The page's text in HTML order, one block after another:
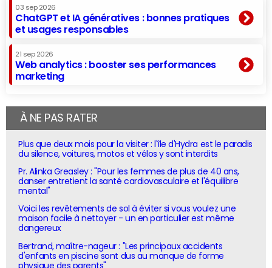
03 sep 2026
ChatGPT et IA génératives : bonnes pratiques
et usages responsables
21 sep 2026
Web analytics : booster ses performances
marketing
À NE PAS RATER
Plus que deux mois pour la visiter : l'île d'Hydra est le paradis
du silence, voitures, motos et vélos y sont interdits
Pr. Alinka Greasley : "Pour les femmes de plus de 40 ans,
danser entretient la santé cardiovasculaire et l'équilibre
mental"
Voici les revêtements de sol à éviter si vous voulez une
maison facile à nettoyer - un en particulier est même
dangereux
Bertrand, maître-nageur : "Les principaux accidents
d'enfants en piscine sont dus au manque de forme
physique des parents"